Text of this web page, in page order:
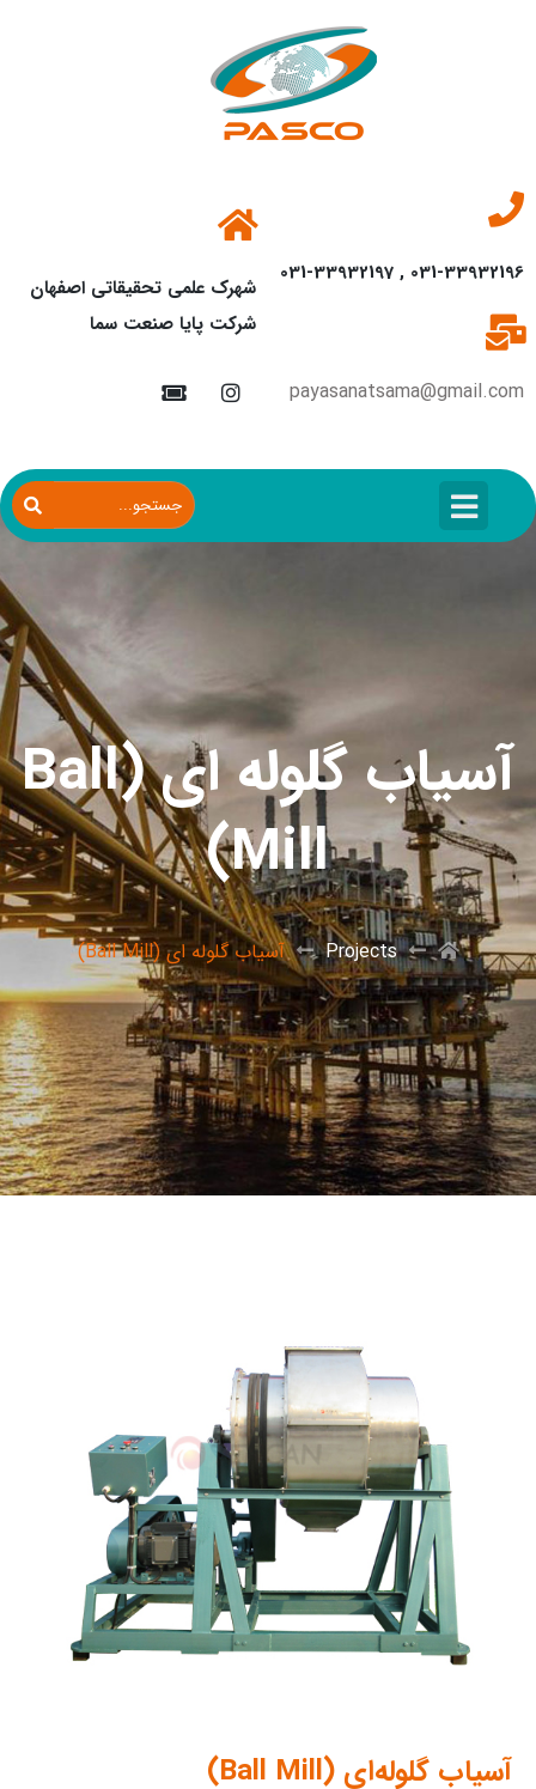
031-33932196 , 031-33932197
payasanatsama@gmail.com
شهرک علمی تحقیقاتی اصفهان
شرکت پایا صنعت سما
آسیاب گلوله ای (Ball
Mill)
Projects آسیاب گلوله ای (Ball Mill)
آسیاب گلوله‌ای (Ball Mill)